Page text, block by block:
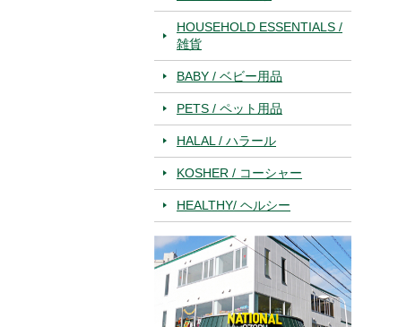
HOUSEHOLD ESSENTIALS /
雑貨
BABY / ベビー用品
PETS / ペット用品
HALAL / ハラール
KOSHER / コーシャー
HEALTHY/ ヘルシー